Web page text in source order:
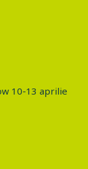
10-13 aprilie